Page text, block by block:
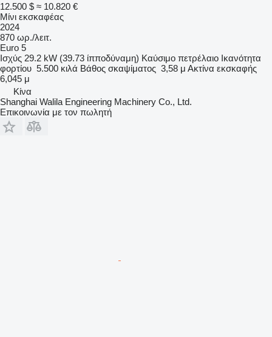
12.500 $ ≈ 10.820 €
Μίνι εκσκαφέας
2024
870 ωρ./λειτ.
Euro 5
Ισχύς 29.2 kW (39.73 ίπποδύναμη) Καύσιμο πετρέλαιο Ικανότητα
φορτίου 5.500 κιλά Βάθος σκαψίματος 3,58 μ Ακτίνα εκσκαφής
6,045 μ
Κίνα
Shanghai Walila Engineering Machinery Co., Ltd.
Επικοινωνία με τον πωλητή